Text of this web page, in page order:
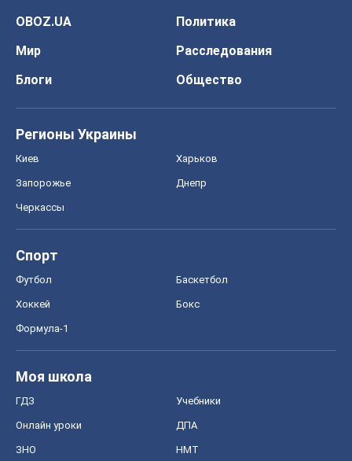
OBOZ.UA
Политика
Мир
Расследования
Блоги
Общество
Регионы Украины
Киев Харьков
Запорожье Днепр
Черкассы
Спорт
Футбол Баскетбол
Хоккей Бокс
Формула-1
Моя школа
ГДЗ Учебники
Онлайн уроки ДПА
ЗНО НМТ